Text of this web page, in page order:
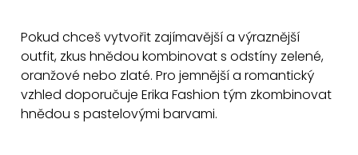
l
á
d
a
Pokud chceš vytvořit zajímavější a výraznější
outfit, zkus hnědou kombinovat s odstíny zelené,
oranžové nebo zlaté. Pro jemnější a romantický
vzhled doporučuje Erika Fashion tým zkombinovat
hnědou s pastelovými barvami.